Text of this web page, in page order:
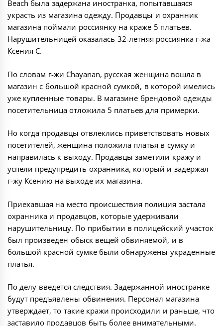
Beach была задержана иностранка, попытавшаяся
украсть из магазина одежду. Продавцы и охранник
магазина поймали россиянку на краже 5 платьев.
Нарушительницей оказалась 32-летняя россиянка г-жа
Ксения С.
По словам г-жи Chayanan, русская женщина вошла в
магазин с большой красной сумкой, в которой имелись
уже купленные товары. В магазине брендовой одежды
посетительница отложила 5 платьев для примерки.
Но когда продавцы отвлеклись приветствовать новых
посетителей, женщина положила платья в сумку и
направилась к выходу. Продавцы заметили кражу и
успели предупредить охранника, который и задержал
г-жу Ксению на выходе их магазина.
Приехавшая на место происшествия полиция застала
охранника и продавцов, которые удерживали
нарушительницу. По прибытии в полицейский участок
был произведен обыск вещей обвиняемой, и в
большой красной сумке были обнаружены украденные
платья.
По делу введется следствия. Задержанной иностранке
будут предъявлены обвинения. Персонал магазина
утверждает, то такие кражи происходили и раньше, что
заставило продавцов быть более внимательными.